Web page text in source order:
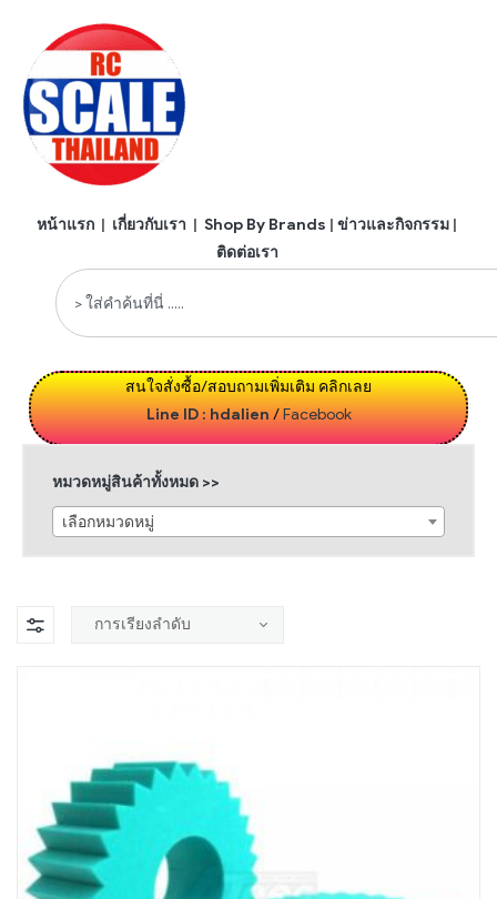
หน้าแรก | เกี่ยวกับเรา | Shop By Brands | ข่าวและกิจกรรม |
ติดต่อเรา
สนใจสั่งซื้อ/สอบถามเพิ่มเติม คลิกเลย
Line ID : hdalien/Facebook
หมวดหมู่สินค้าทั้งหมด >>
เลือกหมวดหมู่